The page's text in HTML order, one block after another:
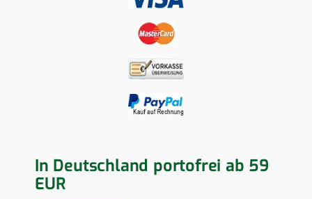
In Deutschland portofrei ab 59
EUR